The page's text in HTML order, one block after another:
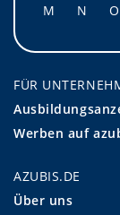
M
N O
FÜR
Werben auf
AZUBIS.DE
Über uns